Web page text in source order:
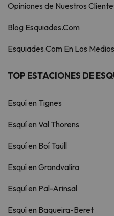
Opiniones de Nuestros
Blog Esquiades.Com
Esquiades.Com En Los Medios
TOP ESTACIONES DE
Esquí en Tignes
Esquí en Val Thorens
Esquí en Boí Taüll
Esquí en Grandvalira
Esquí en Pal-Arinsal
Esquí en Baqueira-Beret